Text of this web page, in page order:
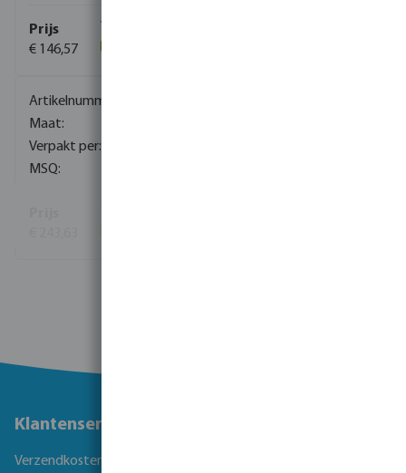
€ 146,57
Klantenservice
Verzendkosten